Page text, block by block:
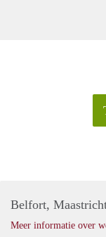
Belfort,
Meer informatie over